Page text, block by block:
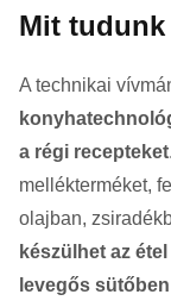
Mit
A technikai
a régi recepteket
mellékterméket,
olajban,
készülhet az
levegős